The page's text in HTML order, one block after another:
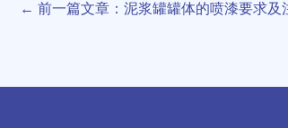
← 前一篇文章：泥浆罐罐体的喷漆要求及